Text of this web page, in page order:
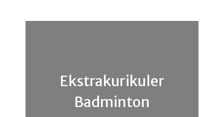
Ekstrakurikuler
Badminton